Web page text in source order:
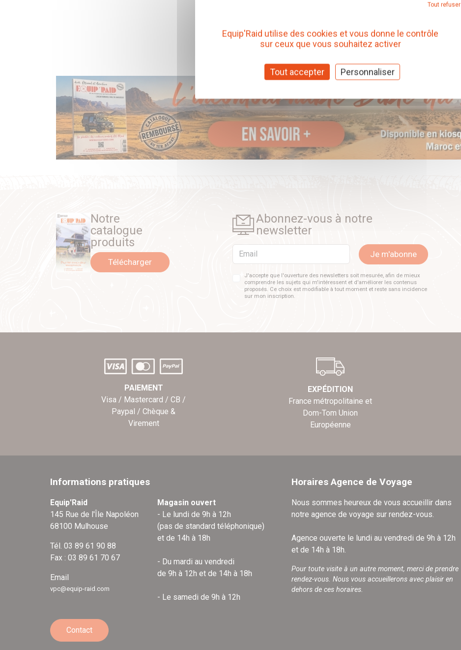
Notre
catalogue
produits
Télécharger
Abonnez-vous à notre
newsletter
Email Je m'abonne
J'accepte que l'ouverture des newsletters soit mesurée, afin de mieux
comprendre les sujets qui m'intéressent et d'améliorer les contenus
proposés. Ce choix est modifiable à tout moment et reste sans incidence
sur mon inscription.
PAIEMENT
Visa / Mastercard / CB /
Paypal / Chèque &
Virement
EXPÉDITION
France métropolitaine et
Dom-Tom Union
Européenne
Informations pratiques
Equip'Raid
145 Rue de l'Île Napoléon
68100 Mulhouse
Tél. 03 89 61 90 88
Fax : 03 89 61 70 67
Email
vpc@equip-raid.com
Magasin ouvert
- Le lundi de 9h à 12h
(pas de standard téléphonique)
et de 14h à 18h
- Du mardi au vendredi
de 9h à 12h et de 14h à 18h
- Le samedi de 9h à 12h
Contact
Horaires Agence de Voyage
Nous sommes heureux de vous accueillir dans
notre agence de voyage sur rendez-vous.
Agence ouverte le lundi au vendredi de 9h à 12h
et de 14h à 18h.
Pour toute visite à un autre moment, merci de prendre
rendez-vous. Nous vous accueillerons avec plaisir en
dehors de ces horaires.
Equip'Raid utilise des cookies et vous donne le contrôle
sur ceux que vous souhaitez activer
Tout accepter
Tout refuser
Personnaliser